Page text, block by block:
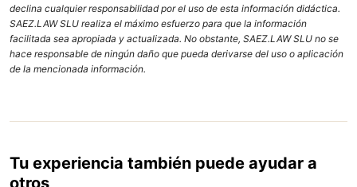
declina cualquier responsabilidad por el uso de esta información didáctica.
SAEZ.LAW SLU realiza el máximo esfuerzo para que la información
facilitada sea apropiada y actualizada. No obstante, SAEZ.LAW SLU no se
hace responsable de ningún daño que pueda derivarse del uso o aplicación
de la mencionada información.
Tu experiencia también puede ayudar a
otros